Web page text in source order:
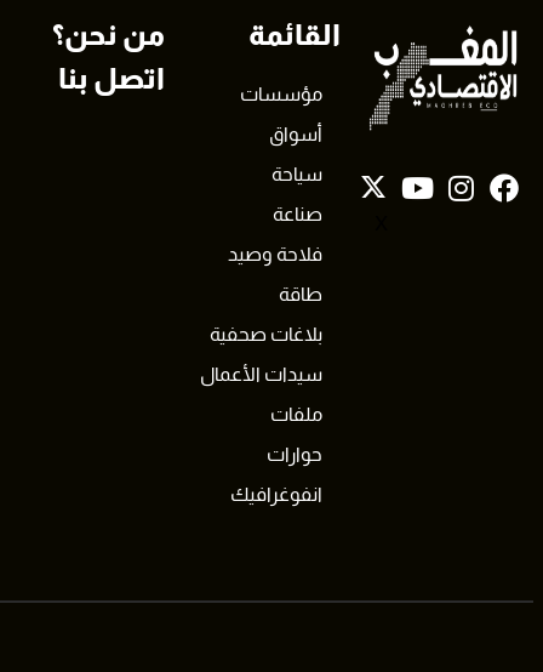
القائمة
مؤسسات
أسواق
سياحة
صناعة
فلاحة وصيد
طاقة
بلاغات صحفية
سيدات الأعمال
ملفات
حوارات
انفوغرافيك
من نحن؟
اتصل بنا